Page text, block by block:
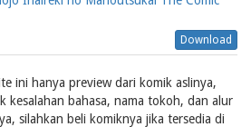
Download
ini hanya preview dari komik aslinya,
kesalahan bahasa, nama tokoh, dan alur
silahkan beli komiknya jika tersedia di